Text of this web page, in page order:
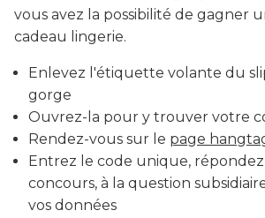
vous avez la possibilité de gagner
cadeau lingerie.
Enlevez l'étiquette volante du
gorge
Ouvrez-la pour y trouver votre
Rendez-vous sur le page
Entrez le code unique,
concours, à la question
vos données